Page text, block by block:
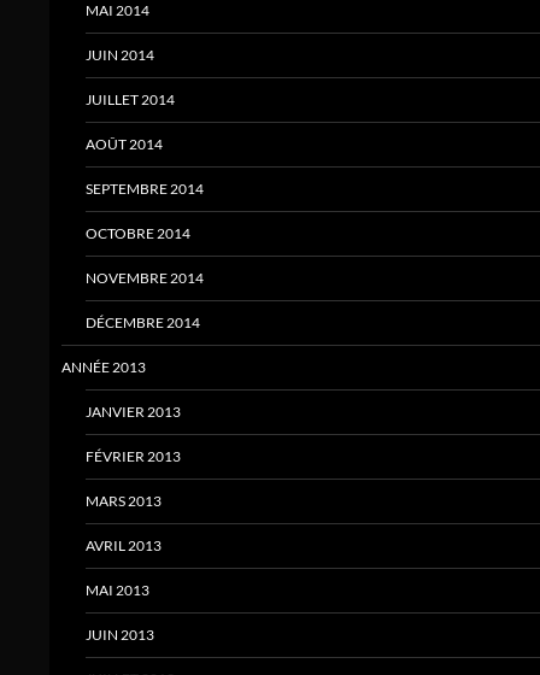
MAI 2014
JUIN 2014
JUILLET 2014
AOÛT 2014
SEPTEMBRE 2014
OCTOBRE 2014
NOVEMBRE 2014
DÉCEMBRE 2014
ANNÉE 2013
JANVIER 2013
FÉVRIER 2013
MARS 2013
AVRIL 2013
MAI 2013
JUIN 2013